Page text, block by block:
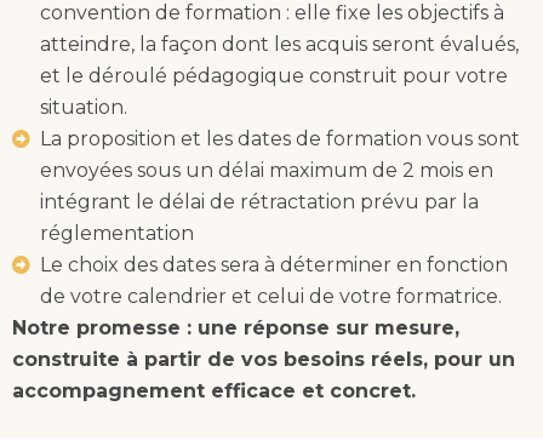
convention de formation : elle fixe les objectifs à
atteindre, la façon dont les acquis seront évalués,
et le déroulé pédagogique construit pour votre
situation.
La proposition et les dates de formation vous sont
envoyées sous un délai maximum de 2 mois en
intégrant le délai de rétractation prévu par la
réglementation
Le choix des dates sera à déterminer en fonction
de votre calendrier et celui de votre formatrice.
Notre promesse : une réponse sur mesure,
construite à partir de vos besoins réels, pour un
accompagnement efficace et concret.